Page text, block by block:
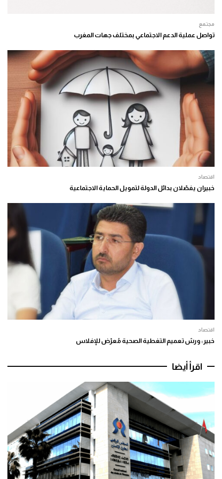
مجتمع
تواصل عملية الدعم الاجتماعي بمختلف جهات المغرب
اقتصاد
خبيران يفصّلان بدائل الدولة لتمويل الحماية الاجتماعية
اقتصاد
خبير: ورش تعميم التغطية الصحية مُعرّض للإفلاس
اقرأ أيضا